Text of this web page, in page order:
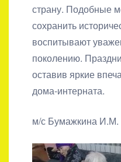
страну. Подобные
сохранить
воспитывают
поколению.
оставив яркие
дома-интерната.
м/с Бумажкина И.М.